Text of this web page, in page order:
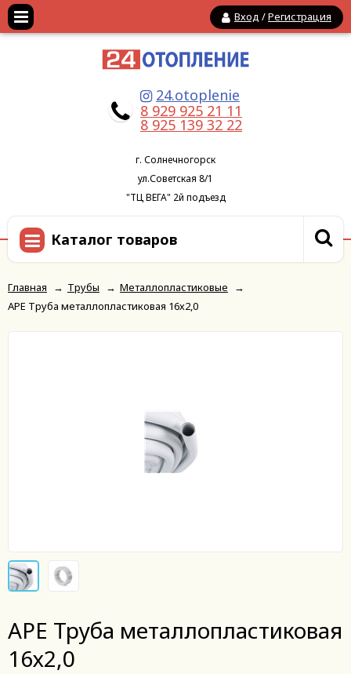
Вход /Регистрация
24.otoplenie
8 929 925 21 11
8 925 139 32 22
г. Солнечногорск
ул.Советская 8/1
"ТЦ ВЕГА" 2й подъезд
Каталог товаров
Главная → Трубы → Металлопластиковые
→
APE Труба металлопластиковая 16х2,0
APE Труба металлопластиковая
16х2,0